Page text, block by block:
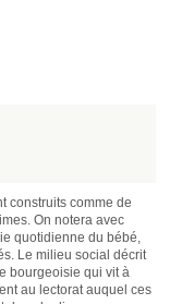
construits comme de
On notera avec
quotidienne du bébé,
Le milieu social décrit
bourgeoisie qui vit à
au lectorat auquel ces